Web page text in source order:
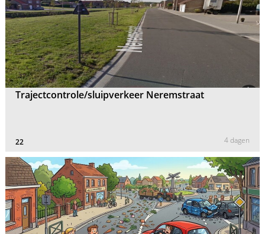
Trajectcontrole/sluipverkeer Neremstraat
22 4 dagen